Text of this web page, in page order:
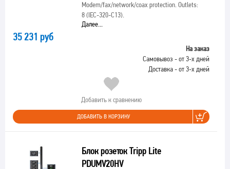
Modem/fax/network/coax protection. Outlets:
8 (IEC-320-C13).
Далее...
35 231 руб
На заказ
Самовывоз - от 3-х дней
Доставка - от 3-х дней
Добавить к сравнению
ДОБАВИТЬ В КОРЗИНУ
Блок розеток Tripp Lite
PDUMV20HV